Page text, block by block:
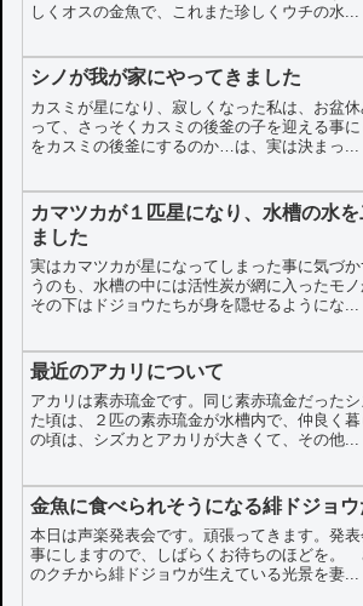
しくオスの金魚で、これまた珍しくウチの水...
シノが我が家にやってきました
カスミが星になり、寂しくなった私は、お盆
って、さっそくカスミの後釜の子を迎える事
をカスミの後釜にするのか…は、実は決まっ...
カマツカが１匹星になり、水槽の水を
ました
実はカマツカが星になってしまった事に気づ
うのも、水槽の中には活性炭が網に入ったモノ
その下はドジョウたちが身を隠せるようにな...
最近のアカリについて
アカリは素赤琉金です。同じ素赤琉金だった
た頃は、２匹の素赤琉金が水槽内で、仲良く
の頃は、シズカとアカリが大きくて、その他...
金魚に食べられそうになる緋ドジョウ
本日は声楽発表会です。頑張ってきます。発
事にしますので、しばらくお待ちのほどを。
のクチから緋ドジョウが生えている光景を妻...